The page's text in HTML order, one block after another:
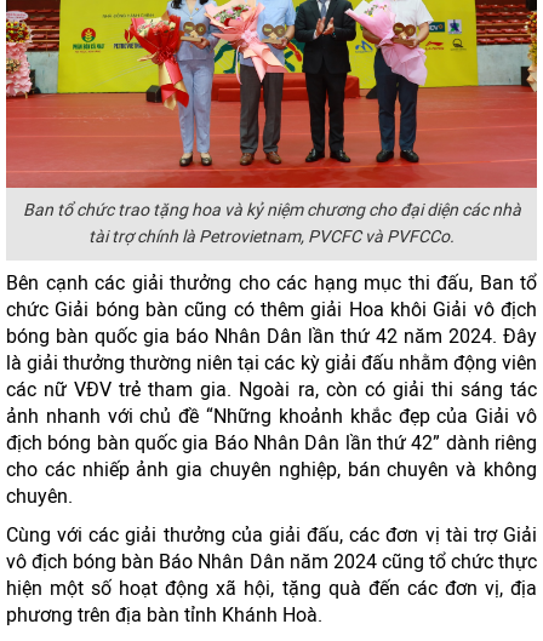
Ban tổ chức trao tặng hoa và kỷ niệm chương cho đại diện các nhà
tài trợ chính là Petrovietnam, PVCFC và PVFCCo.
Bên cạnh các giải thưởng cho các hạng mục thi đấu, Ban tổ
chức Giải bóng bàn cũng có thêm giải Hoa khôi Giải vô địch
bóng bàn quốc gia báo Nhân Dân lần thứ 42 năm 2024. Đây
là giải thưởng thường niên tại các kỳ giải đấu nhằm động viên
các nữ VĐV trẻ tham gia. Ngoài ra, còn có giải thi sáng tác
ảnh nhanh với chủ đề “Những khoảnh khắc đẹp của Giải vô
địch bóng bàn quốc gia Báo Nhân Dân lần thứ 42” dành riêng
cho các nhiếp ảnh gia chuyên nghiệp, bán chuyên và không
chuyên.
Cùng với các giải thưởng của giải đấu, các đơn vị tài trợ Giải
vô địch bóng bàn Báo Nhân Dân năm 2024 cũng tổ chức thực
hiện một số hoạt động xã hội, tặng quà đến các đơn vị, địa
phương trên địa bàn tỉnh Khánh Hoà.